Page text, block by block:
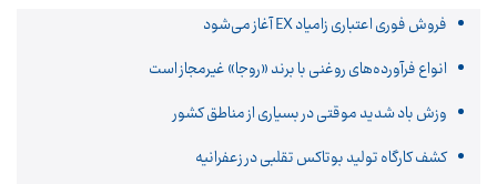
فروش فوری اعتباری زامیاد EX آغاز می‌شود
انواع فرآورده‌های روغنی با برند «روجا» غیرمجاز است
وزش باد شدید موقتی در بسیاری از مناطق کشور
کشف کارگاه تولید بوتاکس تقلبی در زعفرانیه